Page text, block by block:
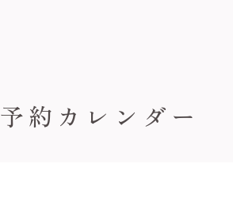
予約カレンダー